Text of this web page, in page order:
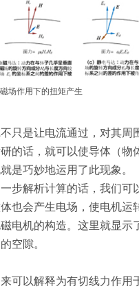
场作用下的扭矩产生
只是让电流通过，对其周
的话，就可以使导体（物
是巧妙地运用了此现象。
步解析计算的话，我们可
也会产生电场，使电机运
电机的构造。这里就显示
空隙。
可以解释为有切线力作用